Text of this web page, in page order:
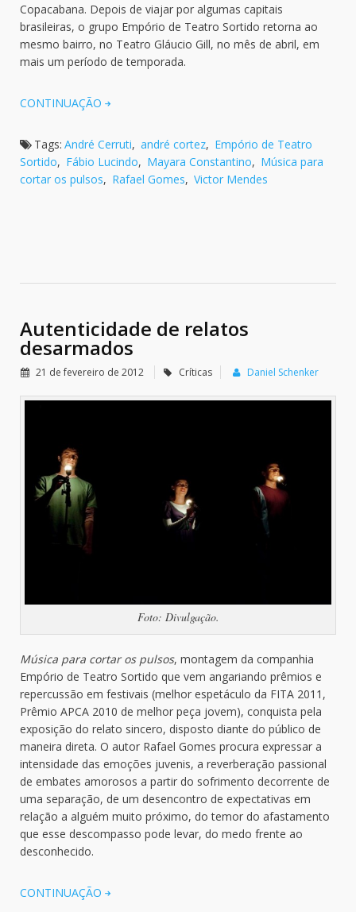
Copacabana. Depois de viajar por algumas capitais
brasileiras, o grupo Empório de Teatro Sortido retorna ao
mesmo bairro, no Teatro Gláucio Gill, no mês de abril, em
mais um período de temporada.
CONTINUAÇÃO
Tags: André Cerruti, andré cortez, Empório de Teatro
Sortido, Fábio Lucindo, Mayara Constantino, Música para
cortar os pulsos, Rafael Gomes, Victor Mendes
Autenticidade de relatos
desarmados
21 de fevereiro de 2012 Críticas Daniel Schenker
Foto: Divulgação.
Música para cortar os pulsos, montagem da companhia
Empório de Teatro Sortido que vem angariando prêmios e
repercussão em festivais (melhor espetáculo da FITA 2011,
Prêmio APCA 2010 de melhor peça jovem), conquista pela
exposição do relato sincero, disposto diante do público de
maneira direta. O autor Rafael Gomes procura expressar a
intensidade das emoções juvenis, a reverberação passional
de embates amorosos a partir do sofrimento decorrente de
uma separação, de um desencontro de expectativas em
relação a alguém muito próximo, do temor do afastamento
que esse descompasso pode levar, do medo frente ao
desconhecido.
CONTINUAÇÃO